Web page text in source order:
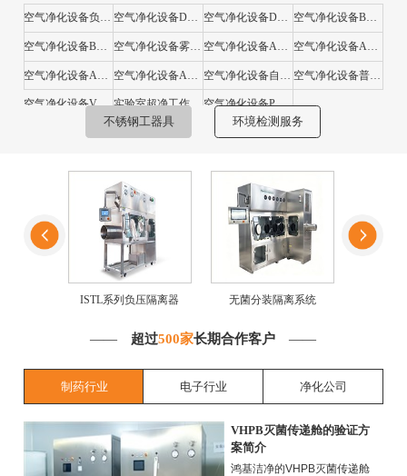
空气净化设备DBT-800型负压称量台 空气净化设备DBT-1200型负压称量台 空气净化设备BSC-1200ⅡA2型30%外排生物安全柜
空气净化设备BSC-1200ⅡB2全排型外排生物安全柜 空气净化设备雾淋室
空气净化设备普通传递窗
空气净化设备VS系列超净工作台 实验室超净工作台空气净化设备HS系列 空气净化设备PSC系列洁净保管柜
不锈钢工器具 环境检测服务
ISTL系列负压隔离器 无菌分装隔离系统
—— 超过500家长期合作客户 ——
制药行业 电子行业 净化公司
VHPB灭菌传递舱的验证方
案简介
鸿基洁净的VHPB灭菌传递舱